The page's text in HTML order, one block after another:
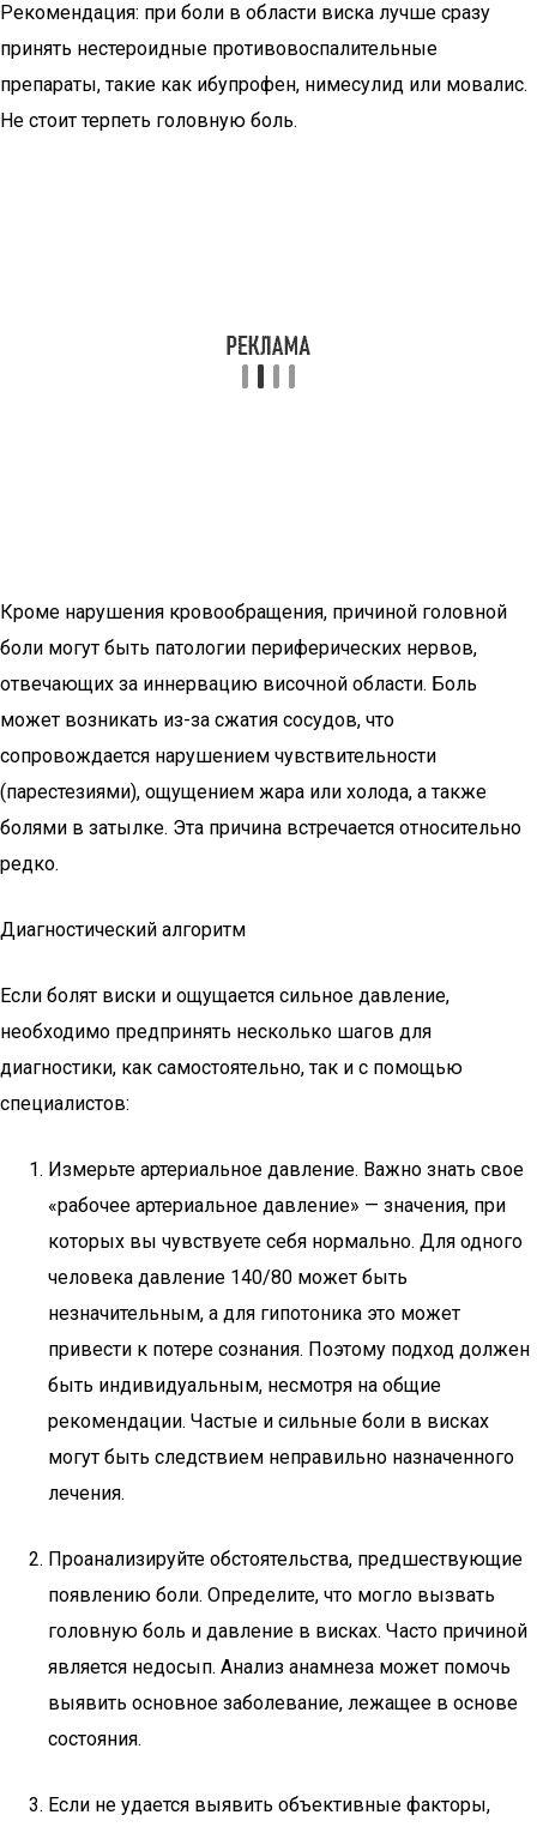
Рекомендация: при боли в области виска лучше сразу
принять нестероидные противовоспалительные
препараты, такие как ибупрофен, нимесулид или мовалис.
Не стоит терпеть головную боль.
Кроме нарушения кровообращения, причиной головной
боли могут быть патологии периферических нервов,
отвечающих за иннервацию височной области. Боль
может возникать из-за сжатия сосудов, что
сопровождается нарушением чувствительности
(парестезиями), ощущением жара или холода, а также
болями в затылке. Эта причина встречается относительно
редко.
Диагностический алгоритм
Если болят виски и ощущается сильное давление,
необходимо предпринять несколько шагов для
диагностики, как самостоятельно, так и с помощью
специалистов:
Измерьте артериальное давление. Важно знать свое
«рабочее артериальное давление» — значения, при
которых вы чувствуете себя нормально. Для одного
человека давление 140/80 может быть
незначительным, а для гипотоника это может
привести к потере сознания. Поэтому подход должен
быть индивидуальным, несмотря на общие
рекомендации. Частые и сильные боли в висках
могут быть следствием неправильно назначенного
лечения.
Проанализируйте обстоятельства, предшествующие
появлению боли. Определите, что могло вызвать
головную боль и давление в висках. Часто причиной
является недосып. Анализ анамнеза может помочь
выявить основное заболевание, лежащее в основе
состояния.
Если не удается выявить объективные факторы,